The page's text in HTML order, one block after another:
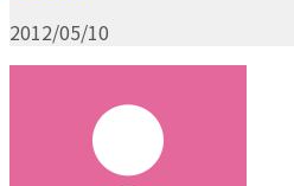
2012/05/10